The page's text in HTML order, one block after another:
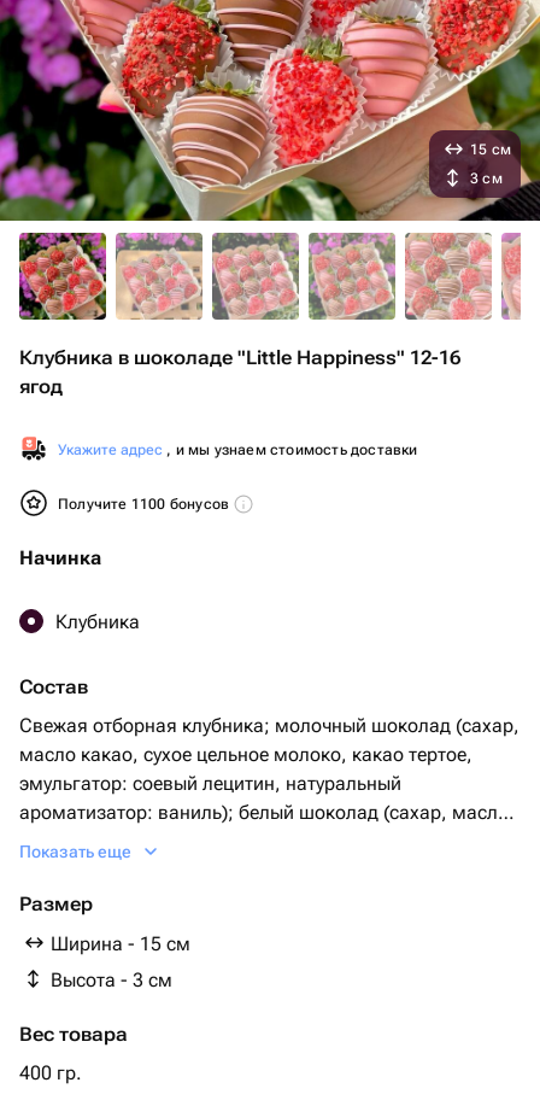
Клубника в шоколаде "Little Happiness" 12-16
ягод
Укажите адрес , и мы узнаем стоимость доставки
Получите 1100 бонусов
Начинка
Клубника
Состав
Свежая отборная клубника; молочный шоколад (сахар,
масло какао, сухое цельное молоко, какао тертое,
эмульгатор: соевый лецитин, натуральный
ароматизатор: ваниль); белый шоколад (сахар, масло
какао 27,4%, сухое цельное молоко, эмульгатор:
Элементы кондитерского дизайна: - сублимированная
100 гр продукта: белки - 3.57 г, жиры - 14.71 г,
углеводы - 59.14 г, энергетическая ценность - 326.53
Показать еще
Размер
Ширина - 15 см
Высота - 3 см
Вес товара
400 гр.
15 см
3 см